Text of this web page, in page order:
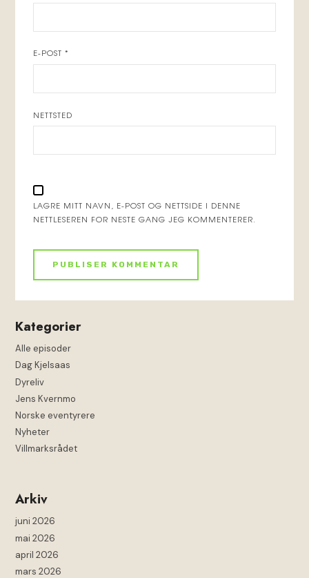
E-POST*
NETTSTED
LAGRE MITT NAVN, E-POST OG NETTSIDE I DENNE
NETTLESEREN FOR NESTE GANG JEG KOMMENTERER.
Kategorier
Alle episoder
Dag Kjelsaas
Dyreliv
Jens Kvernmo
Norske eventyrere
Nyheter
Villmarksrådet
Arkiv
juni 2026
mai 2026
april 2026
mars 2026